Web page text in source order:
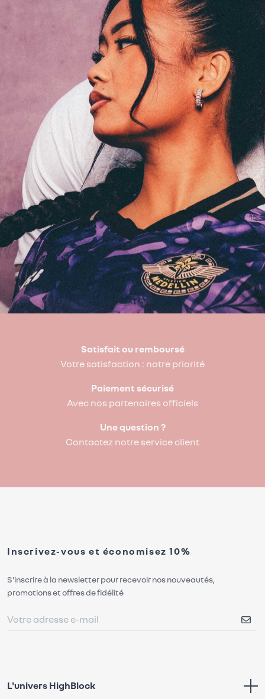
Satisfait ou remboursé
Votre satisfaction : notre priorité
Paiement sécurisé
Avec nos partenaires officiels
Une question ?
Contactez notre service client
Inscrivez-vous et économisez 10%
S'inscrire à la newsletter pour recevoir nos nouveautés,
promotions et offres de fidélité
L'univers HighBlock